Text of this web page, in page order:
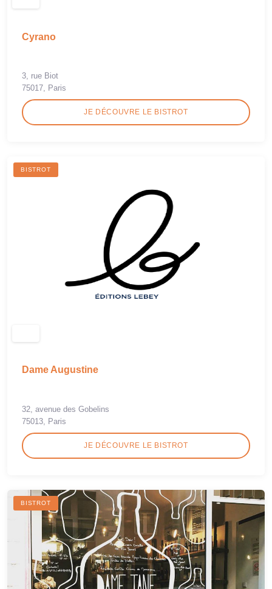
Cyrano
3, rue Biot
75017, Paris
JE DÉCOUVRE LE BISTROT
BISTROT
Dame Augustine
32, avenue des Gobelins
75013, Paris
JE DÉCOUVRE LE BISTROT
BISTROT